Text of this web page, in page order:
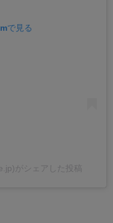
で見る
がシェアした投稿